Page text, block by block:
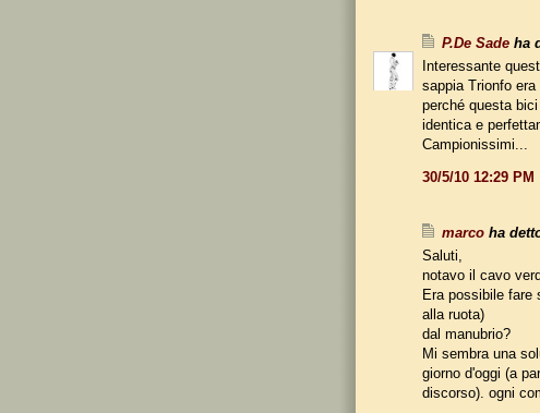
P.De Sade ha
Interessante
sappia Trionfo
perché questa
identica e
Campionissimi...
30/5/10 12:29 PM
marco ha
Saluti,
notavo il cavo
Era possibile fare
alla ruota)
dal manubrio?
Mi sembra una
giorno d'oggi (a
discorso). ogni